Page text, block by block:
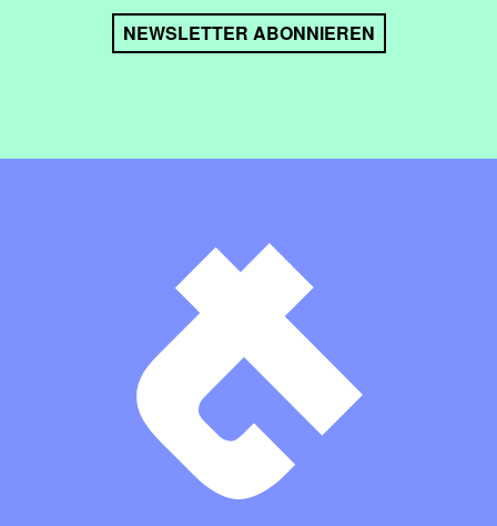
NEWSLETTER ABONNIEREN